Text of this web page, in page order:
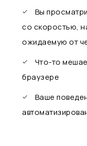
Вы
со скоростью,
ожидаемую от
Что-то
браузере
Ваше